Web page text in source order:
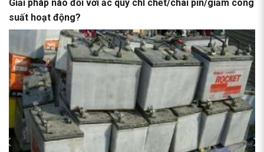
Giải pháp nào đối với ắc quy chì chết/chai pin/giảm công
suất hoạt động?